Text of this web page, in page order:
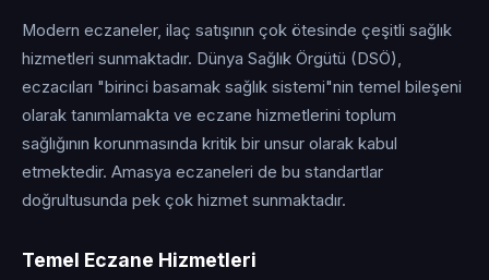
Modern eczaneler, ilaç satışının çok ötesinde çeşitli sağlık
hizmetleri sunmaktadır. Dünya Sağlık Örgütü (DSÖ),
eczacıları "birinci basamak sağlık sistemi"nin temel bileşeni
olarak tanımlamakta ve eczane hizmetlerini toplum
sağlığının korunmasında kritik bir unsur olarak kabul
etmektedir. Amasya eczaneleri de bu standartlar
doğrultusunda pek çok hizmet sunmaktadır.
Temel Eczane Hizmetleri